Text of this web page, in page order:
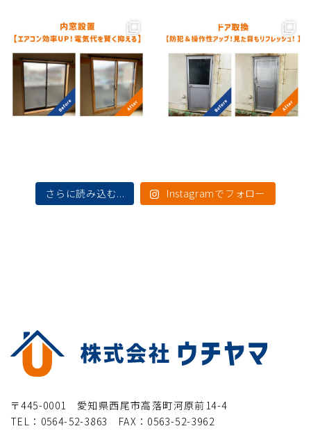
さらに読み込む... Instagramでフォロー
〒445-0001 愛知県西尾市高落町河原前14-4
TEL：0564-52-3863 FAX：0563-52-3962